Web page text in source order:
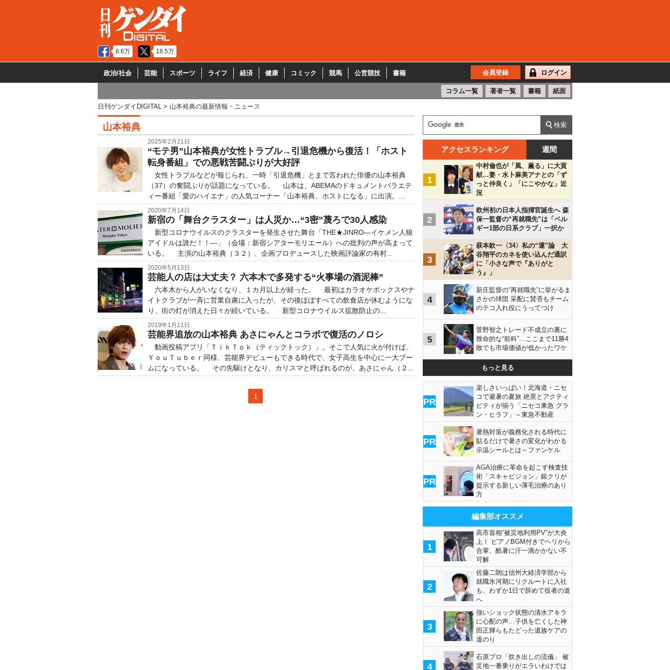
6.6万 18.5万
政治/社会 芸能 スポーツ ライフ 経済 健康 コミック 競馬 公営競技 書籍 会員登録 ログイン
コラム一覧 著者一覧 書籍 紙面
日刊ゲンダイDIGITAL 山本裕典の最新情報・ニュース
山本裕典
2025年2月21日
“モテ男”山本裕典が女性トラブル→引退危機から復活！「ホスト
転身番組」での悪戦苦闘ぶりが大好評
女性トラブルなどが報じられ、一時「引退危機」とまで言われた俳優の山本裕典
（37）の奮闘ぶりが話題になっている。 山本は、ABEMAのドキュメントバラエテ
ィー番組「愛のハイエナ」の人気コーナー「山本裕典、ホストになる」に出演。...
2020年7月14日
新宿の「舞台クラスター」は人災か…“3密”蔑ろで30人感染
新型コロナウイルスのクラスターを発生させた舞台「THE★JINRO―イケメン人狼
アイドルは誰だ！！―」（会場：新宿シアターモリエール）への批判の声が高まって
いる。 主演の山本裕典（３２）、企画プロデュースした映画評論家の有村...
2020年5月13日
芸能人の店は大丈夫？ 六本木で多発する“火事場の酒泥棒”
六本木から人がいなくなり、１カ月以上が経った。 最初はカラオケボックスやナ
イトクラブが一斉に営業自粛に入ったが、その後ほぼすべての飲食店が休むようにな
り、街の灯が消えた日々が続いている。 新型コロナウイルス拡散防止の...
2019年1月11日
芸能界追放の山本裕典 あさにゃんとコラボで復活のノロシ
動画投稿アプリ「ＴｉｋＴｏｋ（ティックトック）」。そこで人気に火が付けば、
ＹｏｕＴｕｂｅｒ同様、芸能界デビューもできる時代で、女子高生を中心に一大ブー
ムになっている。 その先駆けとなり、カリスマと呼ばれるのが、あさにゃん（２...
1
アクセスランキング 週間
1
中村倫也が「風、薫る」に大貢
献…妻・水卜麻美アナとの「ず
っと仲良く」「にこやかな」近
況
2
欧州初の日本人指揮官誕生へ 森
保一監督の“再就職先”は「ベル
ギー1部の日系クラブ」一択か
3
萩本欽一〈34〉私の“運”論 大
谷翔平のカネを使い込んだ通訳
に「小さな声で『ありがと
う』」
4
新庄監督の“再就職先”に挙がるま
さかの球団 采配に賛否もチーム
のテコ入れ役にうってつけ
5
菅野智之トレード不成立の裏に
致命的な“前科”…ここまで11勝4
敗でも市場価値が低かったワケ
もっと見る
PR
楽しさいっぱい！北海道・ニセ
コで避暑の夏旅 絶景とアクティ
ビティが揃う「ニセコ東急 グラ
ン・ヒラフ」～東急不動産
PR
暑熱対策が義務化される時代に
貼るだけで暑さの変化がわかる
示温シールとは～ファンケル
PR
AGA治療に革命を起こす検査技
術「スキャビジョン」銀クリが
提示する新しい薄毛治療のあり
方
編集部オススメ
1
高市首相“被災地利用PV”が大炎
上！ ピアノBGM付きでヘリから
合掌、酷暑に汗一滴かかない不
可解
2
佐藤二朗は信州大経済学部から
就職氷河期にリクルートに入社
も、わずか1日で辞めて役者の道
へ
3
強いショック状態の清水アキラ
に心配の声…子供を亡くした神
田正輝らもたどった遺族ケアの
道のり
4
石原プロ「炊き出しの流儀」 被
災地一番乗りがエラいわけでは